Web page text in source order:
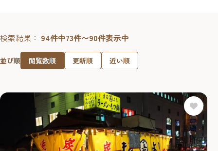
検索結果： 94件中73件〜90件表示中
並び順 閲覧数順 更新順 近い順